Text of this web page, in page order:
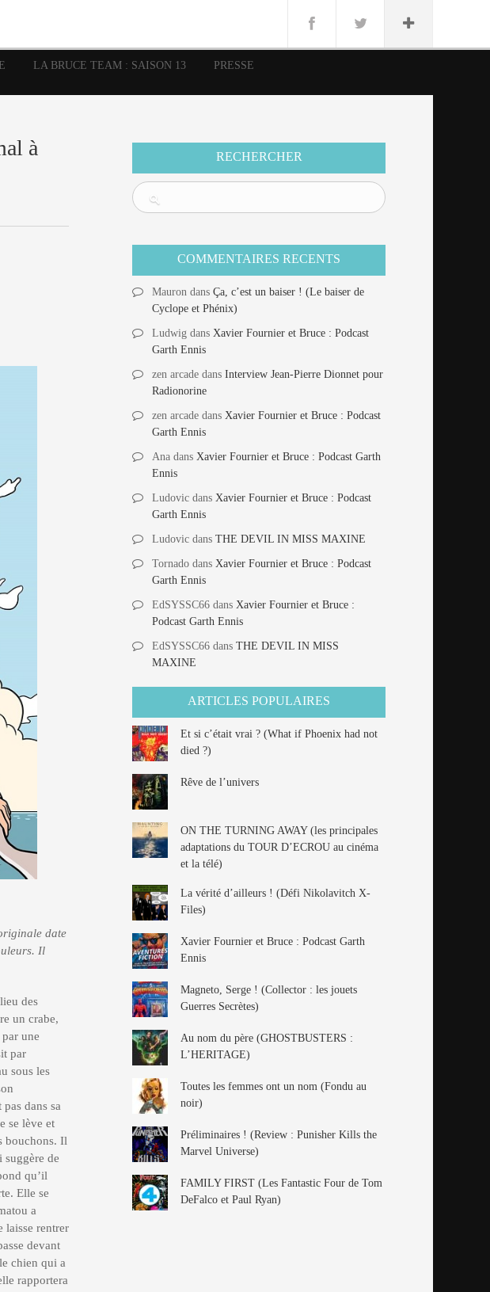
LA BRUCE TEAM : SAISON 13 PRESSE
à
date
Il
des
un crabe,
une
par
sous les
dans sa
se lève et
bouchons. Il
suggère de
qu’il
Elle se
a
laisse rentrer
devant
chien qui a
rapportera
RECHERCHER
COMMENTAIRES RECENTS
Mauron dansÇa, c’est un baiser ! (Le baiser de
Cyclope et Phénix)
Ludwig dansXavier Fournier et Bruce : Podcast
Garth Ennis
zen arcade dansInterview Jean-Pierre Dionnet pour
Radionorine
zen arcade dansXavier Fournier et Bruce : Podcast
Garth Ennis
Ana dansXavier Fournier et Bruce : Podcast Garth
Ennis
Ludovic dansXavier Fournier et Bruce : Podcast
Garth Ennis
Ludovic dansTHE DEVIL IN MISS MAXINE
Tornado dansXavier Fournier et Bruce : Podcast
Garth Ennis
EdSYSSC66 dansXavier Fournier et Bruce :
Podcast Garth Ennis
EdSYSSC66 dansTHE DEVIL IN MISS
MAXINE
ARTICLES POPULAIRES
Et si c’était vrai ? (What if Phoenix had not
died ?)
Rêve de l’univers
ON THE TURNING AWAY (les principales
adaptations du TOUR D’ECROU au cinéma
et la télé)
La vérité d’ailleurs ! (Défi Nikolavitch X-
Files)
Xavier Fournier et Bruce : Podcast Garth
Ennis
Magneto, Serge ! (Collector : les jouets
Guerres Secrètes)
Au nom du père (GHOSTBUSTERS :
L’HERITAGE)
Toutes les femmes ont un nom (Fondu au
noir)
Préliminaires ! (Review : Punisher Kills the
Marvel Universe)
FAMILY FIRST (Les Fantastic Four de Tom
DeFalco et Paul Ryan)
Mattie boy Musique
Présence
Semic Special Guest Spidey Superman